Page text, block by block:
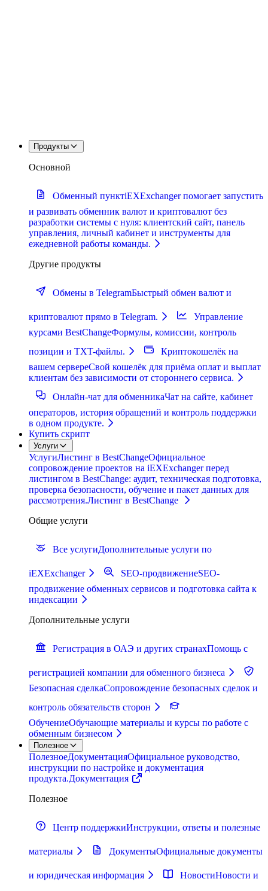
Продукты
Основной
Обменный пунктiEXExchanger помогает запустить
и развивать обменник валют и криптовалют без
разработки системы с нуля: клиентский сайт, панель
управления, личный кабинет и инструменты для
ежедневной работы команды.
Другие продукты
Обмены в TelegramБыстрый обмен валют и
криптовалют прямо в Telegram.
Управление
курсами BestChangeФормулы, комиссии, контроль
позиции и TXT-файлы.
Криптокошелёк на
вашем сервереСвой кошелёк для приёма оплат и выплат
клиентам без зависимости от стороннего сервиса.
Онлайн-чат для обменникаЧат на сайте, кабинет
операторов, история обращений и контроль поддержки
в одном продукте.
Купить скрипт
Услуги
УслугиЛистинг в BestChangeОфициальное
сопровождение проектов на iEXExchanger перед
листингом в BestChange: аудит, техническая подготовка,
проверка безопасности, обучение и пакет данных для
рассмотрения.Листинг в BestChange
Общие услуги
Все услугиДополнительные услуги по
iEXExchanger SEO-продвижениеSEO-
продвижение обменных сервисов и подготовка сайта к
индексации
Дополнительные услуги
Регистрация в ОАЭ и других странахПомощь с
регистрацией компании для обменного бизнеса
Безопасная сделкаСопровождение безопасных сделок и
контроль обязательств сторон
ОбучениеОбучающие материалы и курсы по работе с
обменным бизнесом
Полезное
ПолезноеДокументацияОфициальное руководство,
инструкции по настройке и документация
продукта.Документация
Полезное
Центр поддержкиИнструкции, ответы и полезные
материалы ДокументыОфициальные документы
и юридическая информация НовостиНовости и